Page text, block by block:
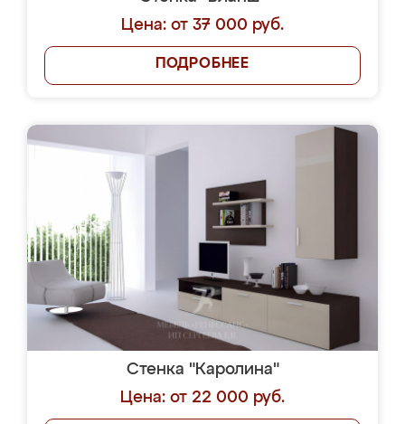
Цена: от 37 000 руб.
ПОДРОБНЕЕ
Стенка "Каролина"
Цена: от 22 000 руб.